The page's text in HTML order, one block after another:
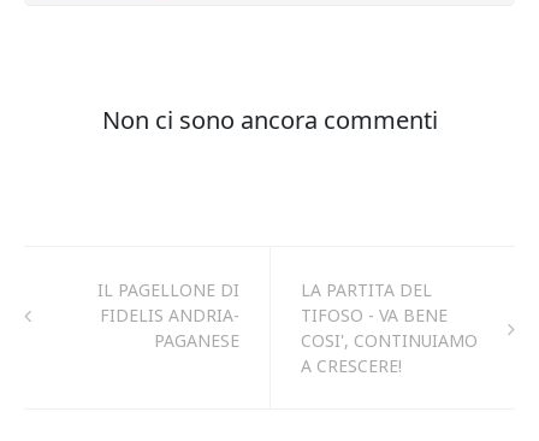
IL PAGELLONE DI
FIDELIS ANDRIA-
PAGANESE
LA PARTITA DEL
TIFOSO - VA BENE
COSI', CONTINUIAMO
A CRESCERE!